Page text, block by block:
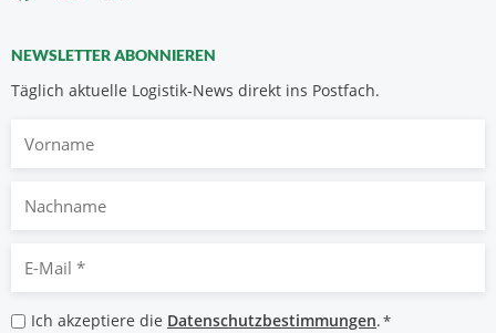
NEWSLETTER ABONNIEREN
Täglich aktuelle Logistik-News direkt ins Postfach.
Nachname
Mail
*
Datenschutzbestimmungen
Ich akzeptiere die Datenschutzbestimmungen.*